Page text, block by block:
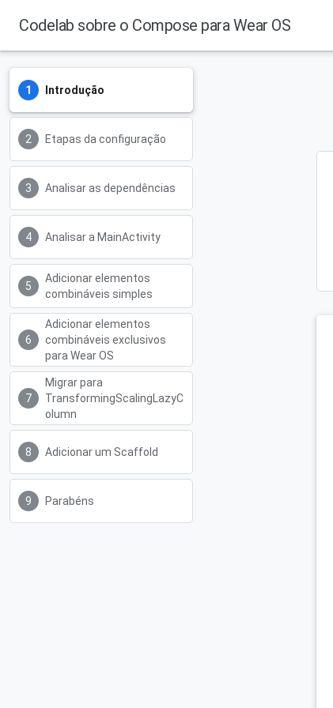
Codelab sobre o Compose para Wear OS
Introdução
Etapas da configuração
Analisar as dependências
Analisar a MainActivity
Adicionar elementos
combináveis simples
Adicionar elementos
combináveis exclusivos
para Wear OS
Migrar para
TransformingScalingLazyC
olumn
Adicionar um Scaffold
Parabéns